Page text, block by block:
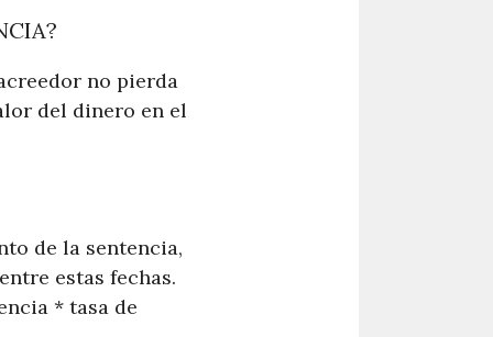
no pierda
del dinero en el
de la sentencia,
estas fechas.
* tasa de